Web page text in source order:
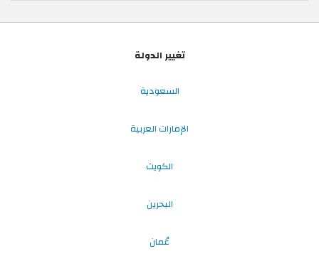
تغيير الدولة
السعودية
الإمارات العربية
الكويت
البحرين
عُمان